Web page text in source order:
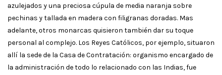
azulejados y una preciosa cúpula de media naranja sobre
pechinas y tallada en madera con filigranas doradas. Mas
adelante, otros monarcas quisieron también dar su toque
personal al complejo. Los Reyes Católicos, por ejemplo, situaron
allí la sede de la Casa de Contratación: organismo encargado de
la administración de todo lo relacionado con las Indias, fue